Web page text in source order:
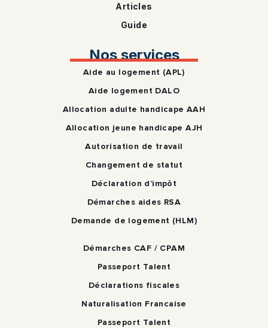
Articles
Guide
Nos services
Aide au logement (APL)
Aide logement DALO
Allocation adulte handicape AAH
Allocation jeune handicape AJH
Autorisation de travail
Changement de statut
Déclaration d’impôt
Démarches aides RSA
Demande de logement (HLM)
Démarches CAF / CPAM
Passeport Talent
Déclarations fiscales
Naturalisation Francaise
Passeport Talent